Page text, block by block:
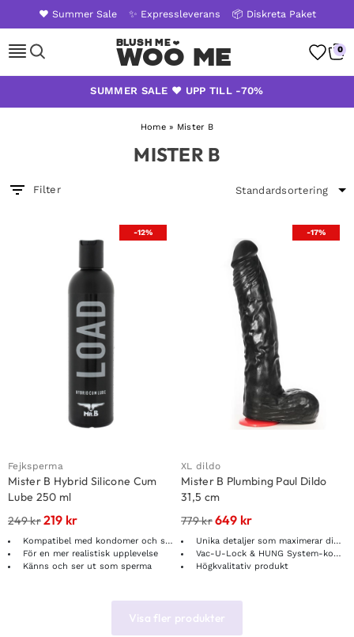
❤️ Summer Sale ✨ Expressleverans 📦 Diskreta Paket
Woo Me 0
SUMMER SALE ❤️ UPP TILL -70%
Home» Mister B
MISTER B
Filter
-12%
Fejksperma
Mister B Hybrid Silicone Cum
Lube 250 ml
249kr219 kr
Kompatibel med kondomer och sexleksaker
För en mer realistisk upplevelse
Känns och ser ut som sperma
-17%
XL dildo
Mister B Plumbing Paul Dildo
31,5 cm
779kr649 kr
Unika detaljer som maximerar din stimulans
Vac-U-Lock & HUNG System-kompatibel
Högkvalitativ produkt
Visa fler produkter